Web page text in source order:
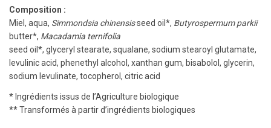
Composition :
Miel, aqua, Simmondsia chinensisseed oil*, Butyrospermum parkii
butter*, Macadamia ternifolia
seed oil*, glyceryl stearate, squalane, sodium stearoyl glutamate,
levulinic acid, phenethyl alcohol, xanthan gum, bisabolol, glycerin,
sodium levulinate, tocopherol, citric acid
* Ingrédients issus de l’Agriculture biologique
** Transformés à partir d’ingrédients biologiques